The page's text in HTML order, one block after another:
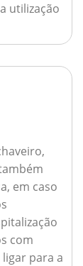
utilização
em caso
com
ligar para a